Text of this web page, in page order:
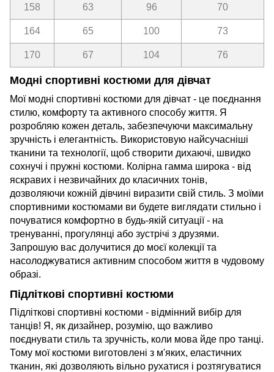
158 63 96 70
164 65 100 73
170 67 104 76
Модні спортивні костюми для дівчат
Мої модні спортивні костюми для дівчат - це поєднання
стилю, комфорту та активного способу життя. Я
розробляю кожен деталь, забезпечуючи максимальну
зручність і елегантність. Використовую найсучасніші
тканини та технології, щоб створити дихаючі, швидко
сохнучі і пружні костюми. Колірна гамма широка - від
яскравих і незвичайних до класичних тонів,
дозволяючи кожній дівчині виразити свій стиль. З моїми
спортивними костюмами ви будете виглядати стильно і
почуватися комфортно в будь-якій ситуації - на
тренуванні, прогулянці або зустрічі з друзями.
Запрошую вас долучитися до моєї колекції та
насолоджуватися активним способом життя в чудовому
образі.
Підліткові спортивні костюми
Підліткові спортивні костюми - відмінний вибір для
танців! Я, як дизайнер, розумію, що важливо
поєднувати стиль та зручність, коли мова йде про танці.
Тому мої костюми виготовлені з м'яких, еластичних
тканин, які дозволяють вільно рухатися і розтягуватися